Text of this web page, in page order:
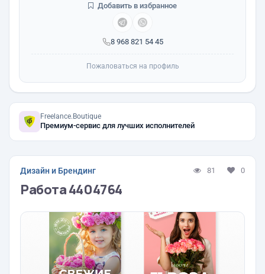
8 968 821 54 45
Добавить в избранное
Пожаловаться на профиль
Freelance.Boutique
Премиум-сервис для лучших исполнителей
Дизайн и Брендинг 81 0
Работа 4404764